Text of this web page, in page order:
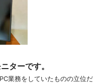
ターです。
業務をしていたものの立位だ